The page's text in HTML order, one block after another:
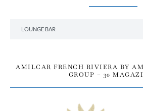
AMILCAR FRENCH RIVIERA BY
GROUP – 30